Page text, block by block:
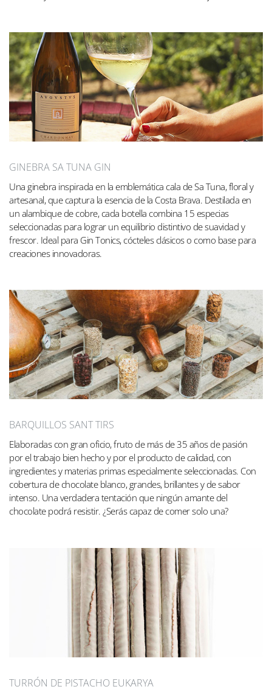
GINEBRA SA TUNA GIN
Una ginebra inspirada en la emblemática cala de Sa Tuna, floral y
artesanal, que captura la esencia de la Costa Brava. Destilada en
un alambique de cobre, cada botella combina 15 especias
seleccionadas para lograr un equilibrio distintivo de suavidad y
frescor. Ideal para Gin Tonics, cócteles clásicos o como base para
creaciones innovadoras.
BARQUILLOS SANT TIRS
Elaboradas con gran oficio, fruto de más de 35 años de pasión
por el trabajo bien hecho y por el producto de calidad, con
ingredientes y materias primas especialmente seleccionadas. Con
cobertura de chocolate blanco, grandes, brillantes y de sabor
intenso. Una verdadera tentación que ningún amante del
chocolate podrá resistir. ¿Serás capaz de comer solo una?
TURRÓN DE PISTACHO EUKARYA